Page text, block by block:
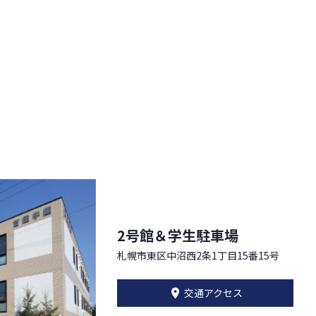
2号館＆学生駐車場
札幌市東区中沼西2条1丁目15番15号
交通アクセス